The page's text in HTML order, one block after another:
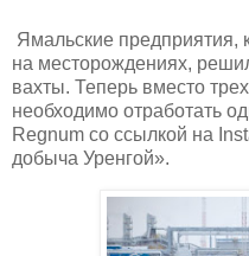
Ямальские предприятия,
на месторождениях,
вахты. Теперь вместо
необходимо отработать
Regnum со ссылкой на
добыча Уренгой».